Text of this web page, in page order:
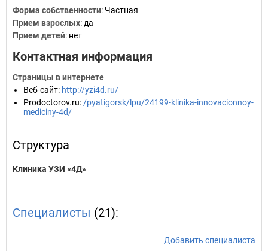
Форма собственности: Частная
Прием взрослых: да
Прием детей: нет
Контактная информация
Страницы в интернете
Веб-сайт: http://yzi4d.ru/
Prodoctorov.ru: /pyatigorsk/lpu/24199-klinika-innovacionnoy-
mediciny-4d/
Структура
Клиника УЗИ «4Д»
Специалисты (21):
Добавить специалиста